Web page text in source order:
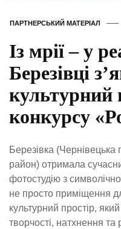
ПАРТНЕРСЬКИЙ МАТЕРІАЛ
Із мрії – у
Березівці
культурний
конкурсу
Березівка
район) отримала
фотостудію з
не просто приміщення
культурний простір,
творчості, натхнення та